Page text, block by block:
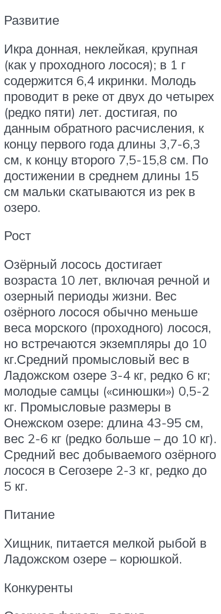
Развитие
Икра донная, неклейкая, крупная
(как у проходного лосося); в 1 г
содержится 6,4 икринки. Молодь
проводит в реке от двух до четырех
(редко пяти) лет. достигая, по
данным обратного расчисления, к
концу первого года длины 3,7-6,3
см, к концу второго 7,5-15,8 см. По
достижении в среднем длины 15
см мальки скатываются из рек в
озеро.
Рост
Озёрный лосось достигает
возраста 10 лет, включая речной и
озерный периоды жизни. Вес
озёрного лосося обычно меньше
веса морского (проходного) лосося,
но встречаются экземпляры до 10
кг.Средний промысловый вес в
Ладожском озере 3-4 кг, редко 6 кг;
молодые самцы («синюшки») 0,5-2
кг. Промысловые размеры в
Онежском озере: длина 43-95 см,
вес 2-6 кг (редко больше – до 10 кг).
Средний вес добываемого озёрного
лосося в Сегозере 2-3 кг, редко до
5 кг.
Питание
Хищник, питается мелкой рыбой в
Ладожском озере – корюшкой.
Конкуренты